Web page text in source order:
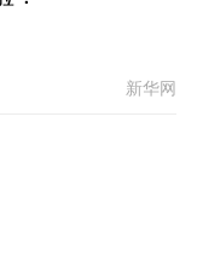
新华网